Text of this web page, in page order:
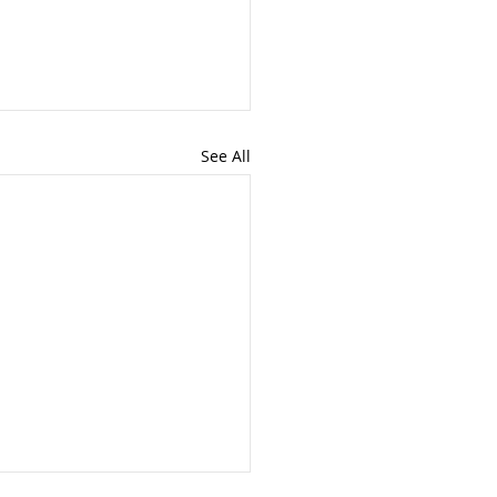
See All